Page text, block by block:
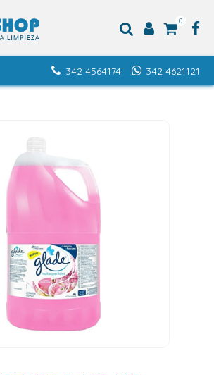
0
342 4621121
342 4564174